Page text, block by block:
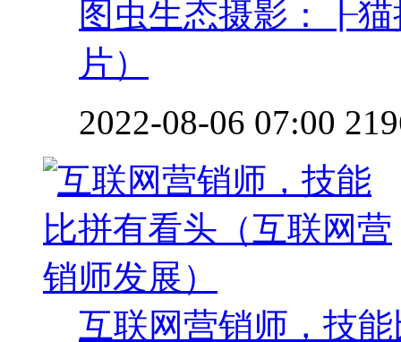
图虫生态摄影：┠
片）
2022-08-06 07:00
互联网营销师，技